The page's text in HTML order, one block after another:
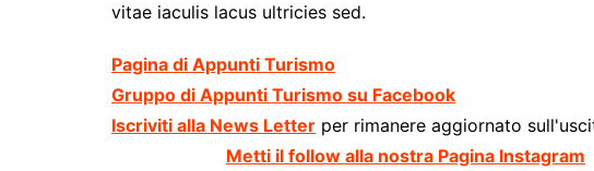
vitae iaculis lacus ultricies sed.
Pagina di Appunti Turismo
Gruppo di Appunti Turismo su Facebook
Iscriviti alla News Letter per rimanere aggiornato
Metti il follow alla nostra Pagina Instagram